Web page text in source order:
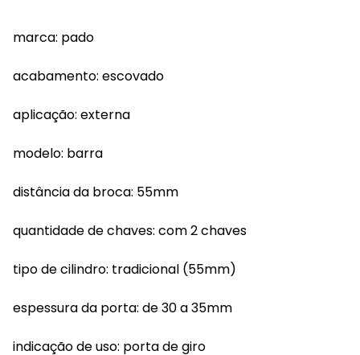
marca: pado
acabamento: escovado
aplicação: externa
modelo: barra
distância da broca: 55mm
quantidade de chaves: com 2 chaves
tipo de cilindro: tradicional (55mm)
espessura da porta: de 30 a 35mm
indicação de uso: porta de giro